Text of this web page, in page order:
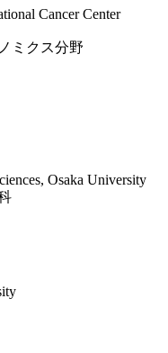
Cancer Center
ミクス分野
Osaka University